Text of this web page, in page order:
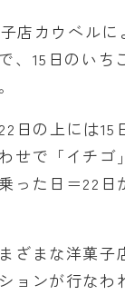
店カウベルに
、15日のいち
日の上には15
せで「イチゴ
った日＝22日
ざまな洋菓子
ョンが行なわ